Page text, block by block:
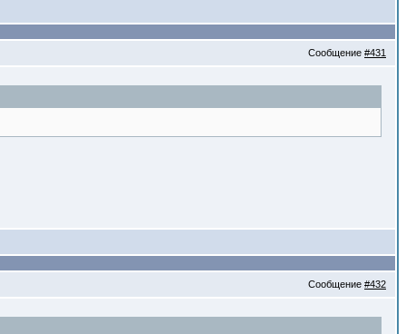
Сообщение #431
Сообщение #432